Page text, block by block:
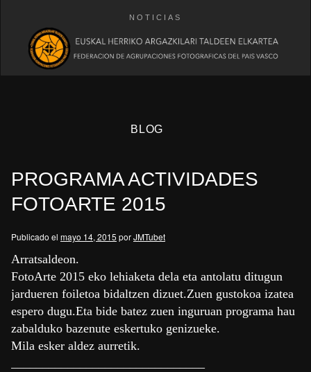
NOTICIAS
BLOG
PROGRAMA ACTIVIDADES
FOTOARTE 2015
Publicado el mayo 14, 2015 porJMTubet
Arratsaldeon.
FotoArte 2015 eko lehiaketa dela eta antolatu ditugun
jardueren foiletoa bidaltzen dizuet.Zuen gustokoa izatea
espero dugu.Eta bide batez zuen inguruan programa hau
zabalduko bazenute eskertuko genizueke.
Mila esker aldez aurretik.